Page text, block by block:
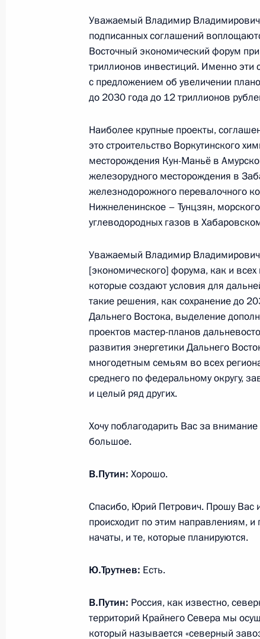
Презентация результатов
новых предприятий
4 сентября 2024 года, 15:15 Приморский
Встреча с Премьер-министром
4 сентября 2024 года, 13:00 Приморский
Встреча с Заместителем
Александром Вулиным
Встреча с Заместителем
4 сентября 2024 года, 11:05 Приморский
3 сентября 2024 года, вторник
Торжественный приём по случаю
Эрдэнэ
3 сентября 2024 года, 13:00 Улан-Батор
Монголии Дашзэгвийн
Уважаемый Владимир
подписанных соглашений
Восточный экономический форум
триллионов инвестиций. Именно эти
с предложением об увеличении
до 2030 года до 12 триллионов
Наиболее крупные проекты,
это строительство Воркутинского
месторождения Кун-Маньё в
железорудного месторождения в
железнодорожного перевалочного
Нижнеленинское – Тунцзян,
углеводородных газов в
Уважаемый Владимир
[экономического] форума, как и
которые создают условия для
такие решения, как сохранение до
Дальнего Востока, выделение
проектов мастер-планов
развития энергетики Дальнего
многодетным семьям во всех
среднего по федеральному округу,
и целый ряд других.
Хочу поблагодарить Вас за
большое.
В.Путин: Хорошо.
Спасибо, Юрий Петрович. Прошу Вас
происходит по этим направлениям,
начаты, и те, которые планируются.
Ю.Трутнев: Есть.
В.Путин: Россия, как известно,
территорий Крайнего Севера мы
который называется «северный